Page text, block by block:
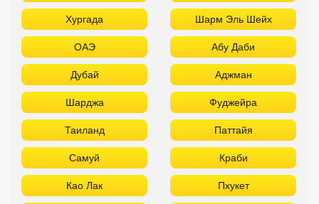
Хургада Шарм Эль Шейх
ОАЭ Абу Даби
Дубай Аджман
Шарджа Фуджейра
Таиланд Паттайя
Самуй Краби
Као Лак Пхукет